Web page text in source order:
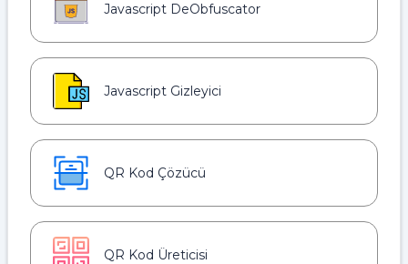
Javascript DeObfuscator
Javascript Gizleyici
QR Kod Çözücü
QR Kod Üreticisi